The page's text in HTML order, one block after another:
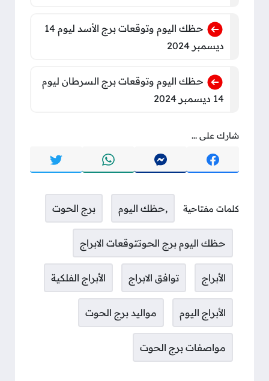
حظك اليوم وتوقعات برج الأسد ليوم 14
ديسمبر 2024
حظك اليوم وتوقعات برج السرطان ليوم
14 ديسمبر 2024
شارك على ...
كلمات مفتاحية ,حظك اليوم برج الحوت
حظك اليوم برج الحوتتوقعات الابراج
الأبراج توافق الابراج الأبراج الفلكية
الأبراج اليوم مواليد برج الحوت
مواصفات برج الحوت